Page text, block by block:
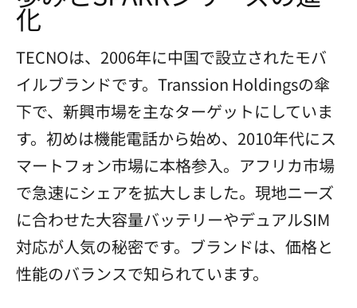
化
TECNOは、2006年に中国で設立されたモバ
イルブランドです。Transsion Holdingsの傘
下で、新興市場を主なターゲットにしていま
す。初めは機能電話から始め、2010年代にス
マートフォン市場に本格参入。アフリカ市場
で急速にシェアを拡大しました。現地ニーズ
に合わせた大容量バッテリーやデュアルSIM
対応が人気の秘密です。ブランドは、価格と
性能のバランスで知られています。